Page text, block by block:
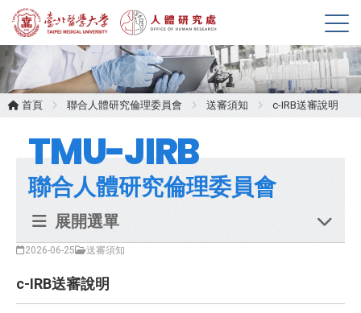
展
開
選
單
首頁 聯合人體研究倫理委員會 送審須知 c-IRB送審說明
TMU-JIRB
聯合人體研究倫理委員會
展開選單
2026-06-25 送審須知
c-IRB送審說明